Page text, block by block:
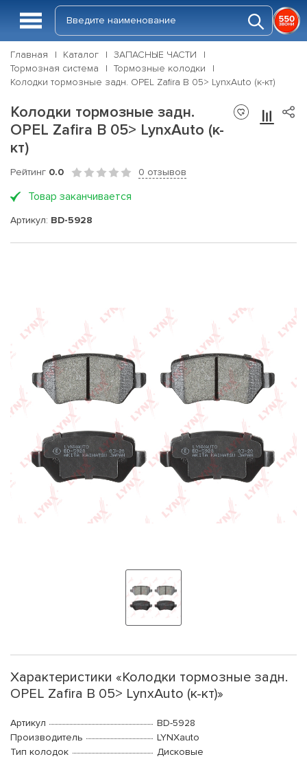
Главная Каталог
ЗАПАСНЫЕ ЧАСТИ
Тормозная система
Тормозные колодки
Колодки тормозные задн. OPEL Zafira B 05> LynxAuto (к-кт)
Колодки тормозные задн.
OPEL Zafira B 05> LynxAuto (к-
кт)
Рейтинг 0.0 0 отзывов
Товар заканчивается
Артикул: BD-5928
Характеристики «Колодки тормозные задн.
OPEL Zafira B 05> LynxAuto (к-кт)»
Артикул
BD-5928
Производитель
LYNXauto
Тип колодок
Дисковые